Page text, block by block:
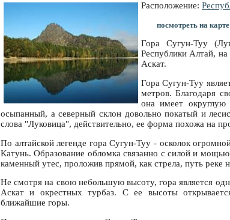
Расположение:
посмотреть на карте
Гора Сугун-Туу
Республики Алтай, на
Аскат.
Гора Сугун-Туу
метров. Благодаря
она имеет
осыпанный, а северный склон довольно покатый и
слова "Луковица", действительно, ее форма похожа на
По алтайской легенде гора Сугун-Туу - осколок
Катунь. Образование обломка связанно с силой и
каменный утес, проложив прямой, как стрела, путь реке
Не смотря на свою небольшую высоту, гора является
Аскат и окрестных турбаз. С ее высоты
ближайшие горы.